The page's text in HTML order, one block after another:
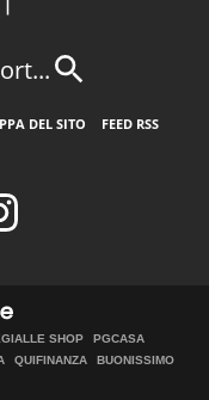
DEL SITO
FEED RSS
SHOP
PGCASA
QUIFINANZA
BUONISSIMO